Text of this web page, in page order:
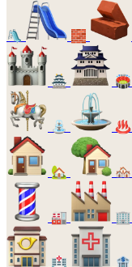
🛝 🧱
🏯 🏟️
⛲ ♨️
🏡 🏘️
🏭 🏢
🏥 🏦